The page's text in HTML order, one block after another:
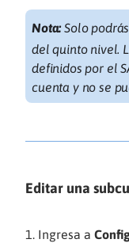
Nota:Solo
del quinto nivel.
definidos por el
cuenta y no se
Editar una
Ingresa a